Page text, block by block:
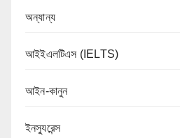
অন্যান্য
আইইএলটিএস (IELTS)
আইন-কানুন
ইনস্যুরেন্স